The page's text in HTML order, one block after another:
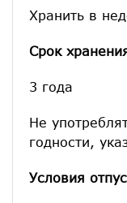
Хранить в
Срок
3 года
Не
годности,
Условия